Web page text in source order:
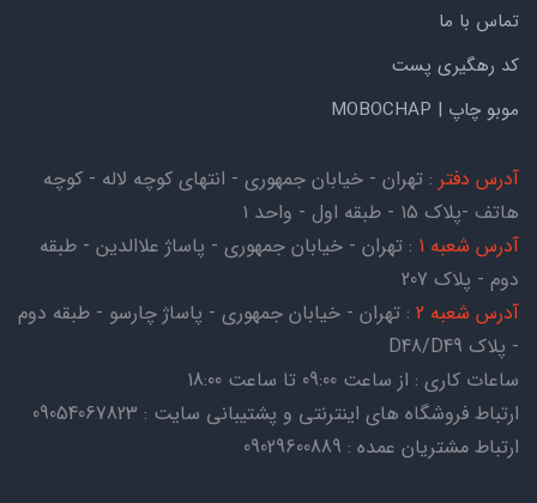
تماس با ما
کد رهگیری پست
موبو چاپ | MOBOCHAP
آدرس دفتر : تهران - خیابان جمهوری - انتهای کوچه لاله - کوچه
هاتف -پلاک ۱۵ - طبقه اول - واحد ۱
آدرس شعبه 1
: تهران - خیابان جمهوری - پاساژ علاالدین - طبقه
دوم - پلاک 207
آدرس شعبه 2
: تهران - خیابان جمهوری - پاساژ چارسو - طبقه دوم
- پلاک D48/D49
ساعات کاری : از ساعت 09:00 تا ساعت 18:00
ارتباط فروشگاه های اینترنتی و پشتیبانی سایت : 09054067823
ارتباط مشتریان عمده : 09029600889